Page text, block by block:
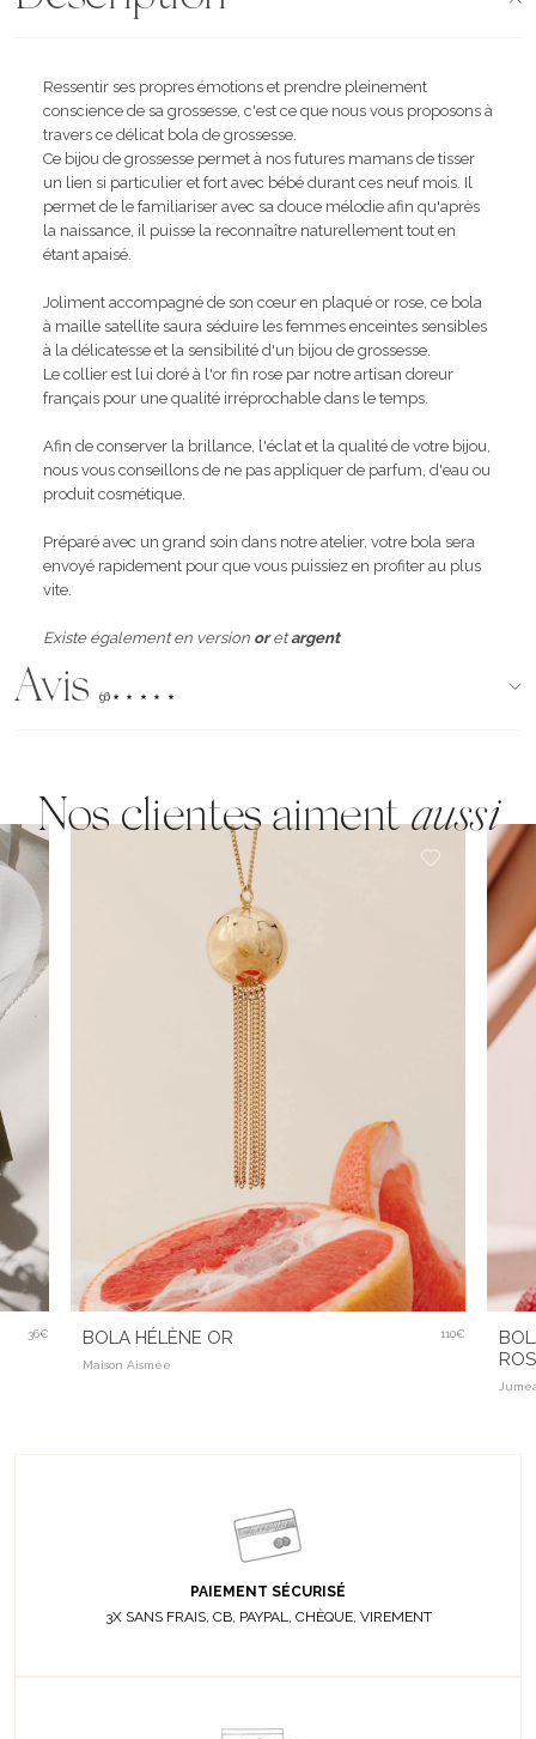
Ressentir ses propres émotions et prendre pleinement
conscience de sa grossesse, c'est ce que nous vous proposons à
travers ce délicat bola de grossesse.
Ce bijou de grossesse permet à nos futures mamans de tisser
un lien si particulier et fort avec bébé durant ces neuf mois. Il
permet de le familiariser avec sa douce mélodie afin qu'après
la naissance, il puisse la reconnaître naturellement tout en
étant apaisé.
Joliment accompagné de son cœur en plaqué or rose, ce bola
à maille satellite saura séduire les femmes enceintes sensibles
à la délicatesse et la sensibilité d'un bijou de grossesse.
Le collier est lui doré à l'or fin rose par notre artisan doreur
français pour une qualité irréprochable dans le temps.
Afin de conserver la brillance, l'éclat et la qualité de votre bijou,
nous vous conseillons de ne pas appliquer de parfum, d'eau ou
produit cosmétique.
Préparé avec un grand soin dans notre atelier, votre bola sera
envoyé rapidement pour que vous puissiez en profiter au plus
vite.
Existe également en version oretargent
Avis (96)
Nos clientes aimentaussi
36€ BOLA HÉLÈNE OR
Maison Aismée
110€
PAIEMENT SÉCURISÉ
3X SANS FRAIS, CB, PAYPAL, CHÈQUE, VIREMENT